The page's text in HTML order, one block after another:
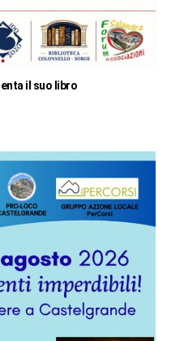
il suo libro